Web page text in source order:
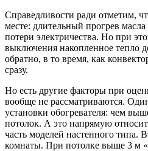
Справедливости ради отметим,
месте: длительный прогрев
потери электричества. Но при
выключения накопленное тепло
обратно, в то время, как
сразу.
Но есть другие факторы при
вообще не рассматриваются.
установки обогревателя: чем
потолок. А это напрямую
часть моделей настенного типа.
комнаты. При потолке выше 3 м